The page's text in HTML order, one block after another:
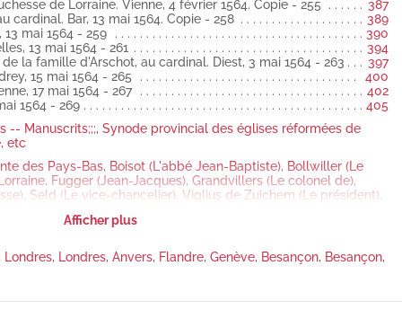
à Son Altesse. » 20 janvier 1563. Id. 24 mars 1563 avant Pâques
de Bollwiller. Besançon, 1er mai 1564 latin
au cardinal. Haguenau, 23 avril 1564 latin
1er septembre 1563 allemand
» 22 avril 1564 latin
reine Élisabeth d'Angleterre. Eristenester, 15 octobre 1563 latin
» 28 avril et 1er mai 1564 latin
2 mai 1564 latin
3 mai 1564 latin
Bruxelles, 5 mai 1564 latin
de Lorraine. Vienne, 4 février 1564. Copie - 255
387
cardinal. Bar, 13 mai 1564. Copie - 258
389
mai 1564 - 259
390
13 mai 1564 - 261
394
la famille d'Arschot, au cardinal. Diest, 3 mai 1564 - 263
397
15 mai 1564 - 265
400
17 mai 1564 - 267
402
1564 - 269
405
-- Manuscrits;;;, Synode provincial des églises réformées de
etc
des Pays-Bas, Boisot (L'abbé Jean-Baptiste), Bollwiller (Le
, Fugger (Jean-Jacques), Grandvillers (Le colonel de),
Seld (Le vice-chancelier) Viglius de Zuichem (Le président),
d'Arras, abbé de Luxeuil, archevêque de Besançon, etc
d'Arras, abbé de Luxeuil, archevêque de Besançon, etc,
Bollwiller (Le baron Nicolas de)
Perrenot de Granvelle
abbé de Luxeuil, archevêque de Besançon, etc
Afficher plus
Londres, Londres, Anvers, Flandre, Genève, Besançon, Besançon,